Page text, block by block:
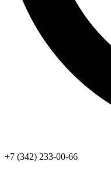
+7 (342) 233-00-66